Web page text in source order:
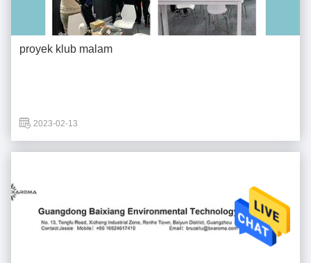
proyek klub malam
2023-02-13